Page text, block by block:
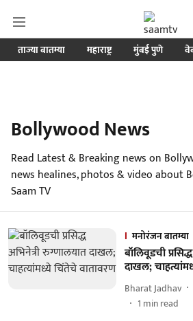
ताज्या बातम्या महाराष्ट्र मुंबई पुणे
Bollywood News
Read Latest & Breaking news on
news healines, photos & video about
Saam TV
मनोरंजन बातम्या
बॉलिवूडची
दाखल;
Bharat Jadhav
1 min read